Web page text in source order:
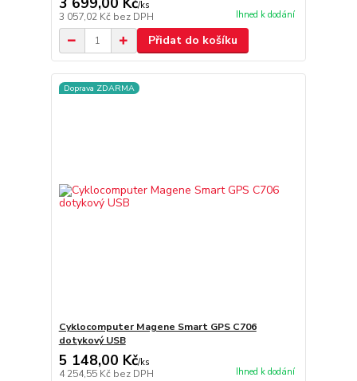
/ks
3 057,02 Kč bez DPH Ihned k dodání
Přidat do košíku
Doprava ZDARMA
Cyklocomputer Magene Smart GPS C706
dotykový USB
5 148,00 Kč/ks
4 254,55 Kč bez DPH Ihned k dodání